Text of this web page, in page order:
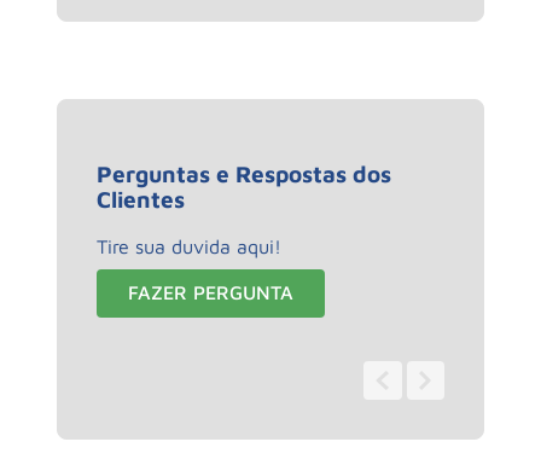
Perguntas e Respostas dos
Clientes
Tire sua duvida aqui!
FAZER PERGUNTA